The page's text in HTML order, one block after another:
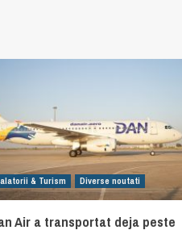
& Turism Diverse noutati
Air a transportat deja peste